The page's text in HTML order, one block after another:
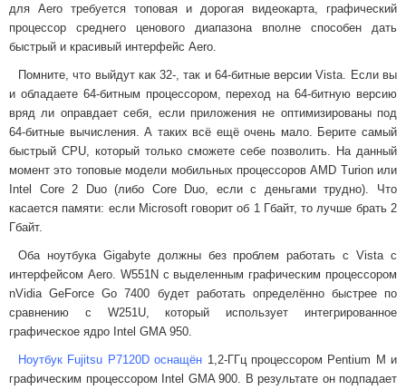
для Aero требуется топовая и дорогая видеокарта, графический
процессор среднего ценового диапазона вполне способен дать
быстрый и красивый интерфейс Aero.
Помните, что выйдут как 32-, так и 64-битные версии Vista. Если вы
и обладаете 64-битным процессором, переход на 64-битную версию
вряд ли оправдает себя, если приложения не оптимизированы под
64-битные вычисления. А таких всё ещё очень мало. Берите самый
быстрый CPU, который только сможете себе позволить. На данный
момент это топовые модели мобильных процессоров AMD Turion или
Intel Core 2 Duo (либо Core Duo, если с деньгами трудно). Что
касается памяти: если Microsoft говорит об 1 Гбайт, то лучше брать 2
Гбайт.
Оба ноутбука Gigabyte должны без проблем работать с Vista с
интерфейсом Aero. W551N с выделенным графическим процессором
nVidia GeForce Go 7400 будет работать определённо быстрее по
сравнению с W251U, который использует интегрированное
графическое ядро Intel GMA 950.
Ноутбук Fujitsu P7120D оснащён 1,2-ГГц процессором Pentium M и
графическим процессором Intel GMA 900. В результате он подпадает